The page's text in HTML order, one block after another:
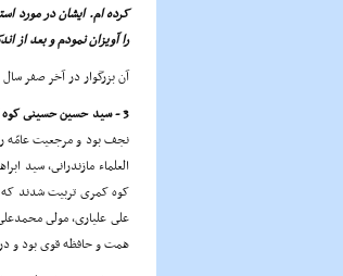
کرده ام. ایشان در مورد
را آویزان نمودم و بعد از
آن بزرگوار در آخر صفر سال 1290 در نجف اشرف از دنیا رفت.
3 - سید حسین حسینى کوه کمرى تبریزى
نجف بود و مرجعیت عامّه
العلماء مازندرانى، سید
کوه کمرى تربیت شدند که
على علیارى، مولى
همت و حافظه قوى بود و